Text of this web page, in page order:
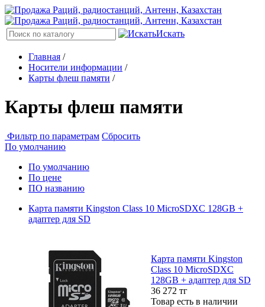
Искать
Главная /
Носители информации /
Карты флеш памяти /
Карты флеш памяти
Фильтр по параметрам Сбросить
По умолчанию
По умолчанию
По цене
ПО названию
Карта памяти Kingston Class 10 MicroSDXC 128GB +
адаптер для SD
Карта памяти Kingston
Class 10 MicroSDXC
128GB + адаптер для SD
36 272 тг
Товар есть в наличии